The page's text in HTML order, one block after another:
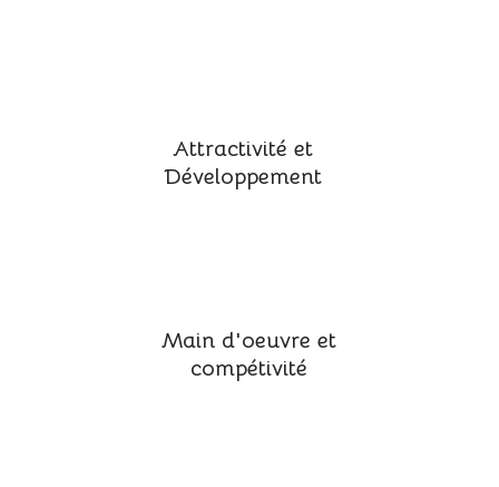
Attractivité et
Développement
Main d'oeuvre et
compétivité